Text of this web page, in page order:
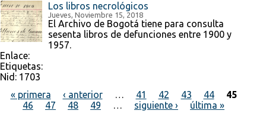
Los libros necrológicos
Jueves, Noviembre 15, 2018
El Archivo de Bogotá tiene para consulta
sesenta libros de defunciones entre 1900 y
1957.
Enlace:
Etiquetas:
Nid: 1703
Páginas
« primera ‹ anterior … 41 42 43 44
45
46
47 48 49 … siguiente › última »